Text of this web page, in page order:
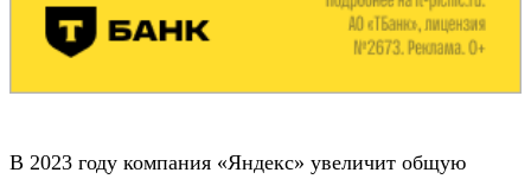
В 2023 году компания «Яндекс» увеличит общую